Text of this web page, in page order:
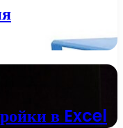
в Excel